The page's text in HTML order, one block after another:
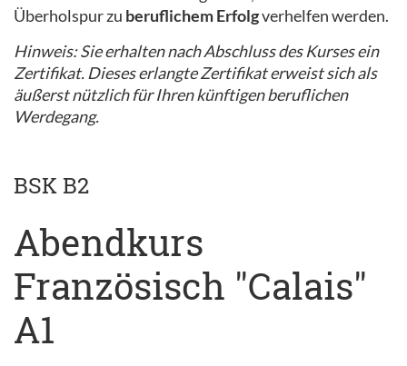
Überholspur zu beruflichem Erfolgverhelfen werden.
Hinweis: Sie erhalten nach Abschluss des Kurses ein
Zertifikat. Dieses erlangte Zertifikat erweist sich als
äußerst nützlich für Ihren künftigen beruflichen
Werdegang.
BSK B2
Abendkurs
Französisch "Calais"
A1